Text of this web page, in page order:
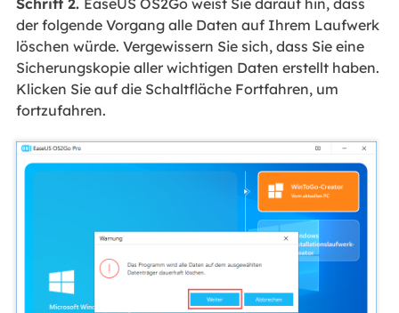
Schritt 2. EaseUS OS2Go weist Sie darauf hin, dass
der folgende Vorgang alle Daten auf Ihrem Laufwerk
löschen würde. Vergewissern Sie sich, dass Sie eine
Sicherungskopie aller wichtigen Daten erstellt haben.
Klicken Sie auf die Schaltfläche Fortfahren, um
fortzufahren.